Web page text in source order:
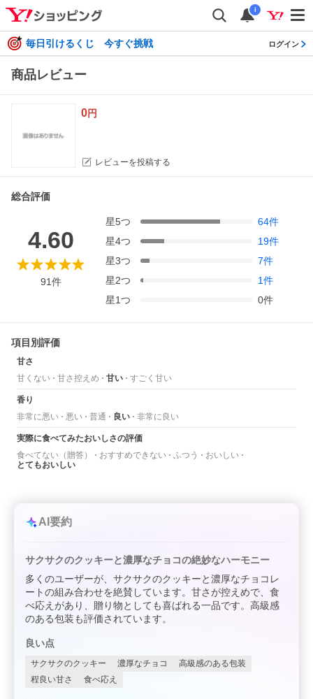
i
毎日引けるくじ 今すぐ挑戦 ログイン
商品レビュー
0円
レビューを投稿する
総合評価
4.60
91件
星5つ 64件
星4つ 19件
星3つ 7件
星2つ 1件
星1つ 0件
項目別評価
甘さ
甘くない
甘さ控えめ 甘い すごく甘い
香り
非常に悪い
悪い 普通 良い 非常に良い
実際に食べてみたおいしさの評価
食べてない（贈答）
おすすめできない ふつう
おいしい
とてもおいしい
AI要約
サクサクのクッキーと濃厚なチョコの絶妙なハーモニー
多くのユーザーが、サクサクのクッキーと濃厚なチョコレ
ートの組み合わせを絶賛しています。甘さが控えめで、食
べ応えがあり、贈り物としても喜ばれる一品です。高級感
のある包装も評価されています。
良い点
サクサクのクッキー 濃厚なチョコ
高級感のある包装
程良い甘さ
食べ応え